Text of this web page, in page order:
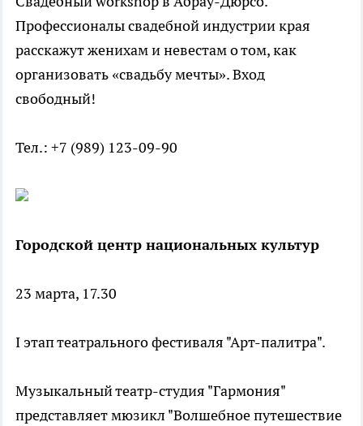
Профессионалы свадебной индустрии края
расскажут женихам и невестам о том, как
организовать «свадьбу мечты». Вход
свободный!
Тел.: +7 (989) 123-09-90
Городской центр национальных культур
23 марта, 17.30
I этап театрального фестиваля "Арт-палитра".
Музыкальный театр-студия "Гармония"
представляет мюзикл "Волшебное путешествие